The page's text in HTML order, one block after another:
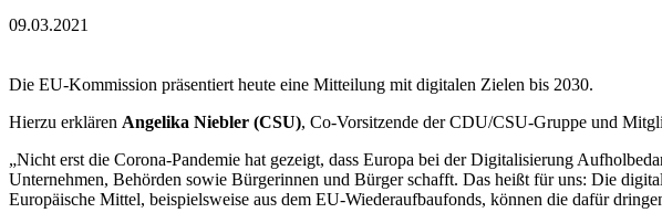
09.03.2021
Die EU-Kommission präsentiert heute eine Mitteilung mit digitalen Zielen bis 2030.
Hierzu erklären Angelika Niebler (CSU), Co-Vorsitzende der CDU/CSU-Gruppe und
„Nicht erst die Corona-Pandemie hat gezeigt, dass Europa bei der Digitalisierung
Unternehmen, Behörden sowie Bürgerinnen und Bürger schafft. Das heißt für uns: Die
Europäische Mittel, beispielsweise aus dem EU-Wiederaufbaufonds, können die dafür